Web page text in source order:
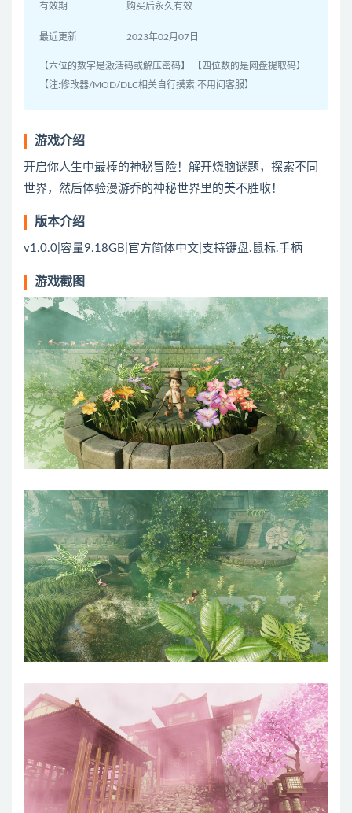
有效期 购买后永久有效
最近更新 2023年02月07日
【六位的数字是激活码或解压密码】 【四位数的是网盘提取码】
【注:修改器/MOD/DLC相关自行摸索,不用问客服】
游戏介绍
开启你人生中最棒的神秘冒险！解开烧脑谜题，探索不同
世界，然后体验漫游乔的神秘世界里的美不胜收！
版本介绍
v1.0.0|容量9.18GB|官方简体中文|支持键盘.鼠标.手柄
游戏截图